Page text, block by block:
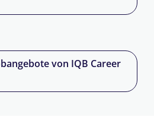
von IQB Career